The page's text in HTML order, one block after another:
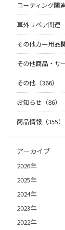
コーティング関
車外リペア関連（
その他カー用品
その他商品・サ
その他（366）
お知らせ（86）
商品情報（355）
アーカイブ
2026年
2025年
2024年
2023年
2022年